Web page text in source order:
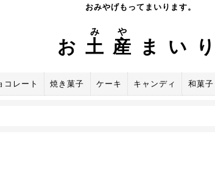
おみやげもってまいります。
お 土
み
産
や
まいり
コレート 焼き菓子 ケーキ キャンディ 和菓子